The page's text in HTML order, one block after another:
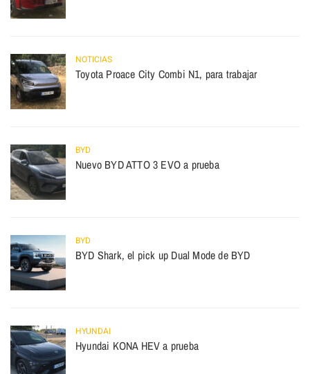
NOTICIAS
Toyota Proace City Combi N1, para trabajar
BYD
Nuevo BYD ATTO 3 EVO a prueba
BYD
BYD Shark, el pick up Dual Mode de BYD
HYUNDAI
Hyundai KONA HEV a prueba